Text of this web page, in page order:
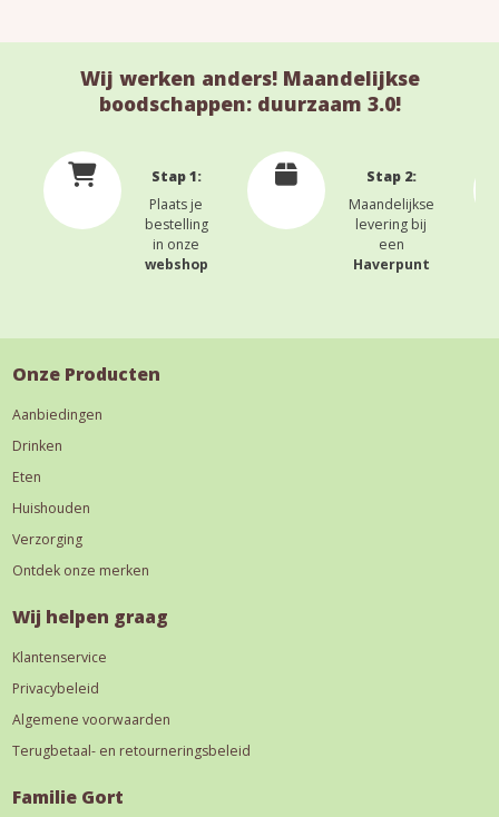
Wij werken anders! Maandelijkse
boodschappen: duurzaam 3.0!
Stap 1:
Plaats je
bestelling
in onze
webshop
Stap 2:
Maandelijkse
levering bij
een
Haverpunt
Onze Producten
Aanbiedingen
Drinken
Eten
Huishouden
Verzorging
Ontdek onze merken
Wij helpen graag
Klantenservice
Privacybeleid
Algemene voorwaarden
Terugbetaal- en retourneringsbeleid
Familie Gort